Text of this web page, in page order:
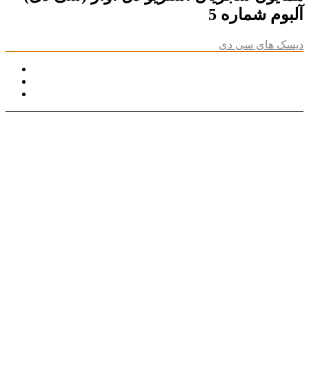
آلبوم شماره 5
دیسک های سی دی